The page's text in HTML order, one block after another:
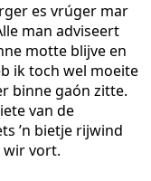
es vrúger mar
man adviseert
motte blijve en
ik toch wel moeite
binne gaón zitte.
van de
’n bietje rijwind
wir vort.